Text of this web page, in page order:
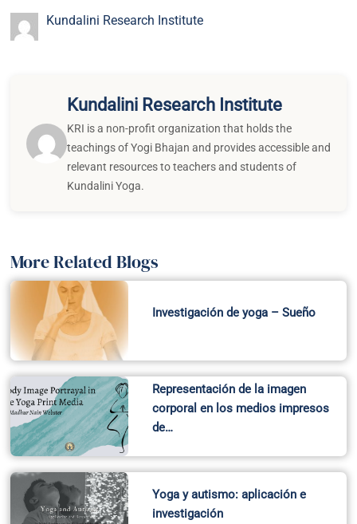
Kundalini Research Institute
Kundalini Research Institute
KRI is a non-profit organization that holds the
teachings of Yogi Bhajan and provides accessible and
relevant resources to teachers and students of
Kundalini Yoga.
More Related Blogs
Investigación de yoga – Sueño
Representación de la imagen
corporal en los medios impresos
de…
Yoga y autismo: aplicación e
investigación